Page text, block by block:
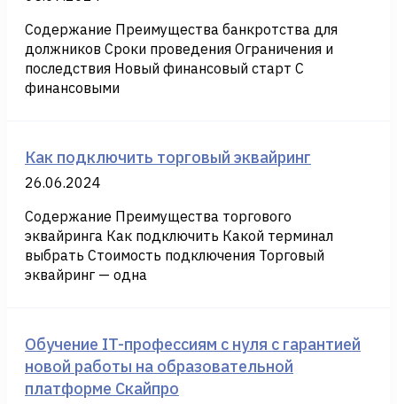
Содержание Преимущества банкротства для
должников Сроки проведения Ограничения и
последствия Новый финансовый старт С
финансовыми
Как подключить торговый эквайринг
26.06.2024
Содержание Преимущества торгового
эквайринга Как подключить Какой терминал
выбрать Стоимость подключения Торговый
эквайринг — одна
Обучение IT-профессиям с нуля с гарантией
новой работы на образовательной
платформе Скайпро